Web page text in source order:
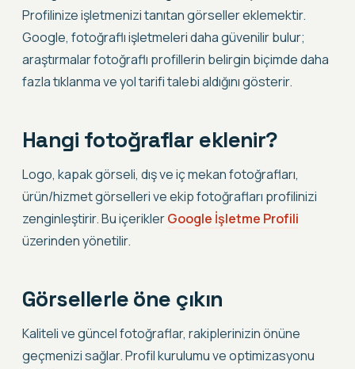
Profilinize işletmenizi tanıtan görseller eklemektir.
Google, fotoğraflı işletmeleri daha güvenilir bulur;
araştırmalar fotoğraflı profillerin belirgin biçimde daha
fazla tıklanma ve yol tarifi talebi aldığını gösterir.
Hangi fotoğraflar eklenir?
Logo, kapak görseli, dış ve iç mekan fotoğrafları,
ürün/hizmet görselleri ve ekip fotoğrafları profilinizi
zenginleştirir. Bu içeriklerGoogle İşletme Profili
üzerinden yönetilir.
Görsellerle öne çıkın
Kaliteli ve güncel fotoğraflar, rakiplerinizin önüne
geçmenizi sağlar. Profil kurulumu ve optimizasyonu